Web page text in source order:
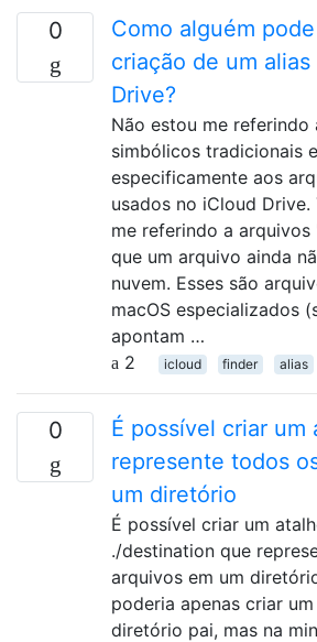
0
Como alguém
criação de um
Drive?
Não estou me referindo
simbólicos tradicionais
especificamente aos
usados ​​no iCloud Drive.
me referindo a
que um arquivo ainda
nuvem. Esses são
macOS especializados
apontam …
2
icloud finder alias
0
É possível criar um
represente todos
um diretório
É possível criar um
./destination que
arquivos em um
poderia apenas criar
diretório pai, mas na